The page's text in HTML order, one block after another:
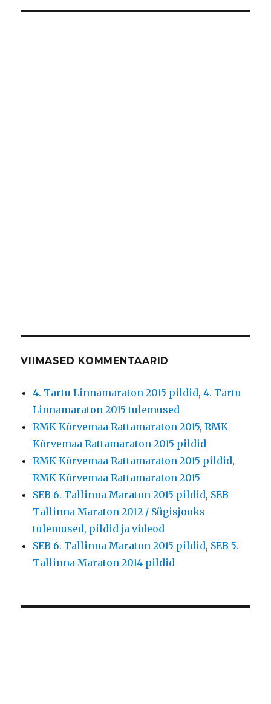
VIIMASED KOMMENTAARID
4. Tartu Linnamaraton 2015 pildid,4. Tartu
Linnamaraton 2015 tulemused
RMK Kõrvemaa Rattamaraton 2015,RMK
Kõrvemaa Rattamaraton 2015 pildid
RMK Kõrvemaa Rattamaraton 2015 pildid,
RMK Kõrvemaa Rattamaraton 2015
SEB 6. Tallinna Maraton 2015 pildid, SEB
Tallinna Maraton 2012 / Sügisjooks
tulemused, pildid ja videod
SEB 6. Tallinna Maraton 2015 pildid, SEB 5.
Tallinna Maraton 2014 pildid